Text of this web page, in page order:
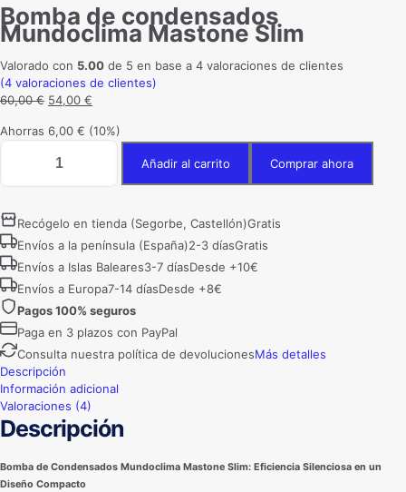
Bomba de condensados
Mundoclima Mastone Slim
Valorado con 5.00 de 5 en base a 4 valoraciones de clientes
(4 valoraciones de clientes)
60,00€ El
original
60,00 €.
54,00 €
actual
Ahorras 6,00 € (10%)
condensados
Mastone
Slim
cantidad
Añadir al carrito Comprar ahora
Recógelo en tienda (Segorbe, Castellón)Gratis
Envíos a la península (España)2-3 díasGratis
Envíos a Islas Baleares3-7 díasDesde +10€
Envíos a Europa7-14 díasDesde +8€
Pagos 100% seguros
Paga en 3 plazos con PayPal
Consulta nuestra política de devolucionesMás detalles
Descripción
Información adicional
Valoraciones (4)
Descripción
Bomba de Condensados Mundoclima Mastone Slim: Eficiencia Silenciosa en un
Diseño Compacto